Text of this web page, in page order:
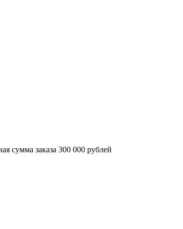
сумма заказа 300 000 рублей